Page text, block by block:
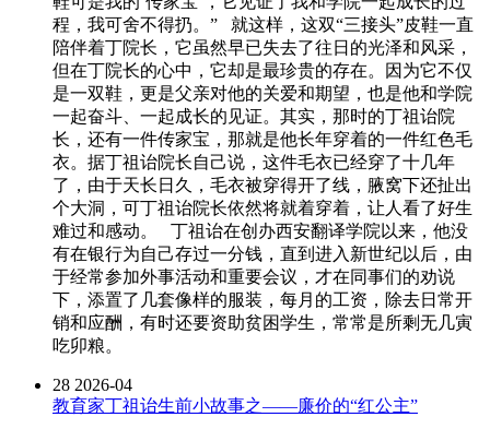
程，我可舍不得扔。” 就这样，这双“三接头”皮鞋一直
陪伴着丁院长，它虽然早已失去了往日的光泽和风采，
但在丁院长的心中，它却是最珍贵的存在。因为它不仅
是一双鞋，更是父亲对他的关爱和期望，也是他和学院
一起奋斗、一起成长的见证。其实，那时的丁祖诒院
长，还有一件传家宝，那就是他长年穿着的一件红色毛
衣。据丁祖诒院长自己说，这件毛衣已经穿了十几年
了，由于天长日久，毛衣被穿得开了线，腋窝下还扯出
个大洞，可丁祖诒院长依然将就着穿着，让人看了好生
难过和感动。 丁祖诒在创办西安翻译学院以来，他没
有在银行为自己存过一分钱，直到进入新世纪以后，由
于经常参加外事活动和重要会议，才在同事们的劝说
下，添置了几套像样的服装，每月的工资，除去日常开
销和应酬，有时还要资助贫困学生，常常是所剩无几寅
吃卯粮。
28 2026-04
教育家丁祖诒生前小故事之——廉价的“红公主”